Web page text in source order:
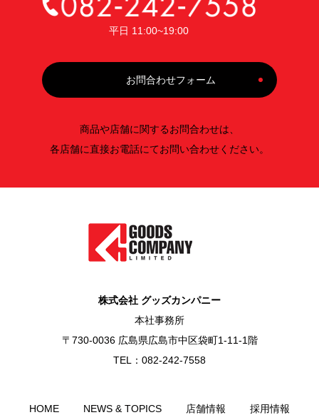
平日 11:00~19:00
お問合わせフォーム
商品や店舗に関するお問合わせは、
各店舗に直接お電話にてお問い合わせください。
株式会社 グッズカンパニー
本社事務所
〒730-0036 広島県広島市中区袋町1-11-1階
TEL：082-242-7558
HOME NEWS & TOPICS 店舗情報 採用情報